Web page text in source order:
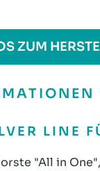
ZUM
LINE
"All in